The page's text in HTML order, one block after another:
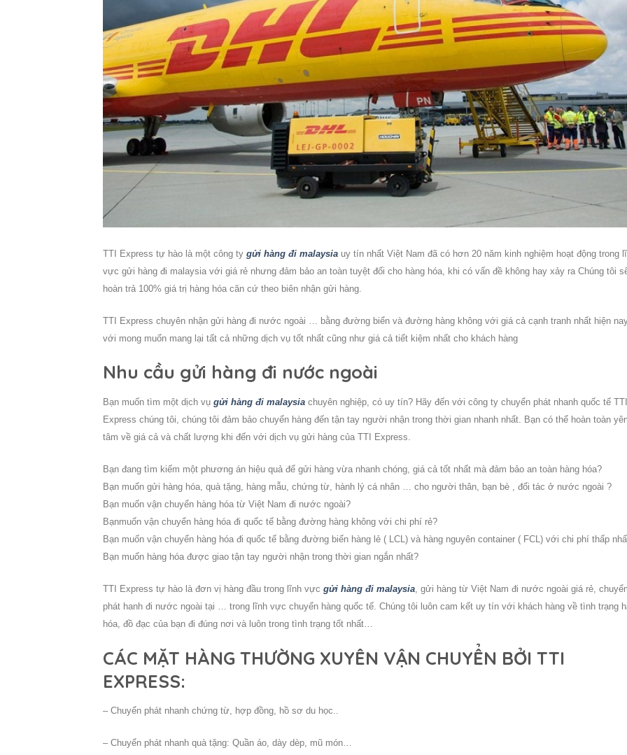
TTI Express tự hào là một công ty gửi hàng đi malaysia uy tín nhất Việt Nam đã có hơn 20 năm kinh nghiệm hoạt động trong
vực gửi hàng đi malaysia với giá rẻ nhưng đảm bảo an toàn tuyệt đối cho hàng hóa, khi có vấn đề không hay xảy ra Chúng tôi
hoàn trả 100% giá trị hàng hóa căn cứ theo biên nhận gửi hàng.
TTI Express chuyên nhận gửi hàng đi nước ngoài … bằng đường biển và đường hàng không với giá cả cạnh tranh nhất hiện
với mong muốn mang lại tất cả những dịch vụ tốt nhất cũng như giá cả tiết kiệm nhất cho khách hàng
Nhu cầu gửi hàng đi nước ngoài
Bạn muốn tìm một dịch vụ gửi hàng đi malaysia chuyên nghiệp, có uy tín? Hãy đến với công ty chuyển phát nhanh quốc tế TTI
Express chúng tôi, chúng tôi đảm bảo chuyển hàng đến tận tay người nhận trong thời gian nhanh nhất. Bạn có thể hoàn toàn
tâm về giá cả và chất lượng khi đến với dịch vụ gửi hàng của TTI Express.
Bạn đang tìm kiếm một phương án hiệu quả để gửi hàng vừa nhanh chóng, giá cả tốt nhất mà đảm bảo an toàn hàng hóa?
Bạn muốn gửi hàng hóa, quà tặng, hàng mẫu, chứng từ, hành lý cá nhân … cho người thân, bạn bè , đối tác ở nước ngoài ?
Bạn muốn vận chuyển hàng hóa từ Việt Nam đi nước ngoài?
Bạnmuốn vận chuyển hàng hóa đi quốc tế bằng đường hàng không với chi phí rẻ?
Bạn muốn vận chuyển hàng hóa đi quốc tế bằng đường biển hàng lẻ ( LCL) và hàng nguyên container ( FCL) với chi phí thấp
Bạn muốn hàng hóa được giao tận tay người nhận trong thời gian ngắn nhất?
TTI Express tự hào là đơn vị hàng đầu trong lĩnh vực gửi hàng đi malaysia , gửi hàng từ Việt Nam đi nước ngoài giá rẻ,
phát hanh đi nước ngoài tại … trong lĩnh vực chuyển hàng quốc tế. Chúng tôi luôn cam kết uy tín với khách hàng về tình trạng
hóa, đồ đạc của bạn đi đúng nơi và luôn trong tình trạng tốt nhất…
CÁC MẶT HÀNG THƯỜNG XUYÊN VẬN CHUYỂN BỞI TTI
EXPRESS:
– Chuyển phát nhanh chứng từ, hợp đồng, hồ sơ du học..
– Chuyển phát nhanh quà tặng: Quần áo, dày dèp, mũ món…